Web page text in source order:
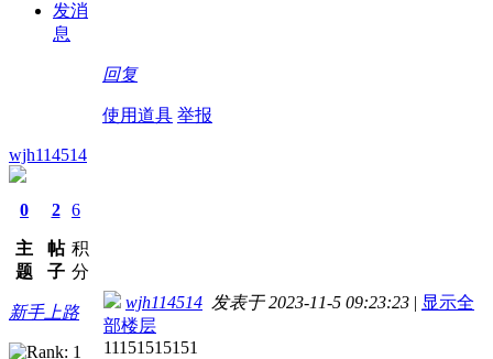
发消
息
回复
使用道具 举报
wjh114514
0
主
题
2
帖
子
6
积
分
新手上路
wjh114514 发表于 2023-11-5 09:23:23 | 显示全
部楼层
11151515151